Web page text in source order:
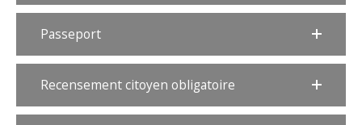
Passeport
Recensement citoyen obligatoire